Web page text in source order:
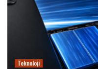
Teknoloji